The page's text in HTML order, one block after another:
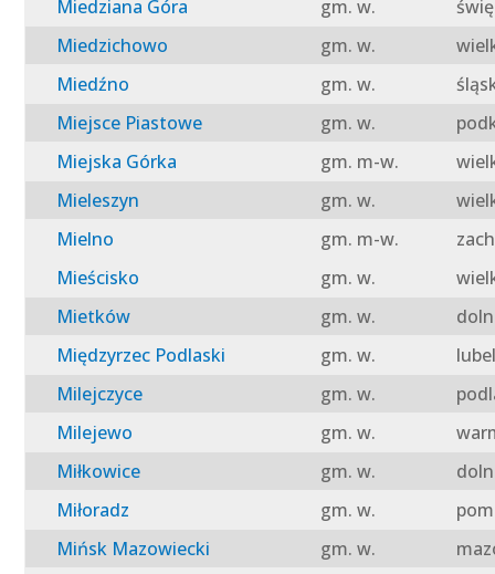
Miedziana Góra
gm. w.
Miedzichowo
gm. w.
Miedźno
gm. w.
Miejsce Piastowe
gm. w.
Miejska Górka
gm. m-w.
Mieleszyn
gm. w.
Mielno
gm. m-w.
Mieścisko
gm. w.
Mietków
gm. w.
Międzyrzec Podlaski
gm. w.
Milejczyce
gm. w.
Milejewo
gm. w.
Miłkowice
gm. w.
Miłoradz
gm. w.
Mińsk Mazowiecki
gm. w.